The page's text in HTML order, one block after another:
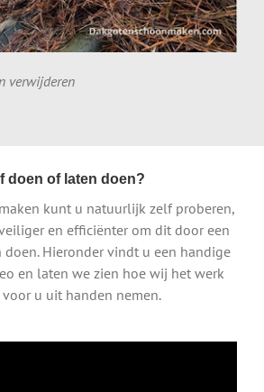
verwijderen
doen of laten doen?
kunt u natuurlijk zelf proberen,
en efficiënter om dit door een
Hieronder vindt u een handige
en laten we zien hoe wij het werk
u uit handen nemen.